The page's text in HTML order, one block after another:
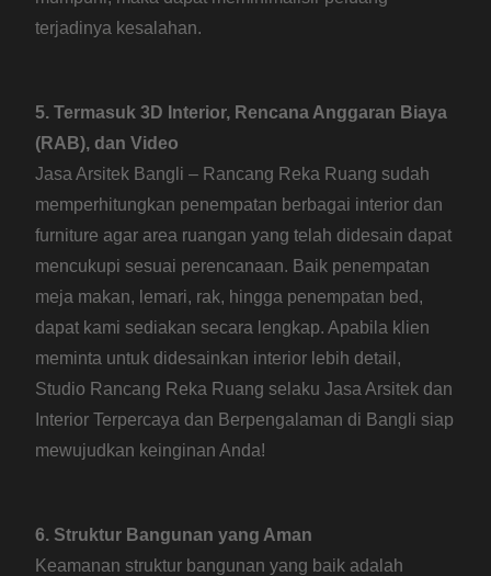
terjadinya kesalahan.
5. Termasuk 3D Interior, Rencana Anggaran Biaya
(RAB), dan Video
Jasa Arsitek Bangli – Rancang Reka Ruang sudah
memperhitungkan penempatan berbagai interior dan
furniture agar area ruangan yang telah didesain dapat
mencukupi sesuai perencanaan. Baik penempatan
meja makan, lemari, rak, hingga penempatan bed,
dapat kami sediakan secara lengkap. Apabila klien
meminta untuk didesainkan interior lebih detail,
Studio Rancang Reka Ruang selaku Jasa Arsitek dan
Interior Terpercaya dan Berpengalaman di Bangli siap
mewujudkan keinginan Anda!
6. Struktur Bangunan yang Aman
Keamanan struktur bangunan yang baik adalah